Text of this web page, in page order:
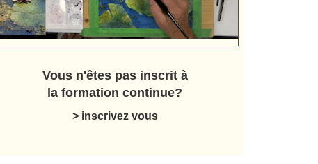
Vous n'êtes pas inscrit à
la formation continue?
> inscrivez vous